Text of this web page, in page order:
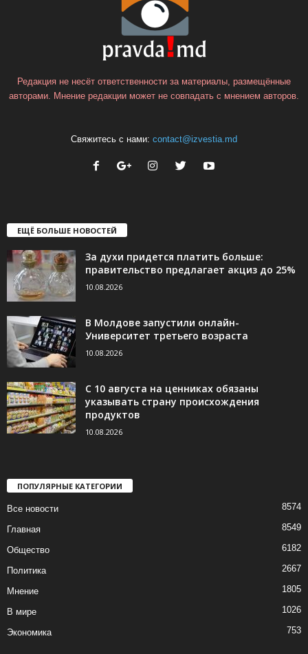
Редакция не несёт ответственности за материалы, размещённые
авторами. Мнение редакции может не совпадать с мнением авторов.
Свяжитесь с нами: contact@izvestia.md
ЕЩЁ БОЛЬШЕ НОВОСТЕЙ
За духи придется платить больше:
правительство предлагает акциз до 25%
10.08.2026
В Молдове запустили онлайн-
Университет третьего возраста
10.08.2026
С 10 августа на ценниках обязаны
указывать страну происхождения
продуктов
10.08.2026
ПОПУЛЯРНЫЕ КАТЕГОРИИ
Все новости 8574
Главная 8549
Общество 6182
Политика 2667
Мнение 1805
В мире 1026
Экономика 753